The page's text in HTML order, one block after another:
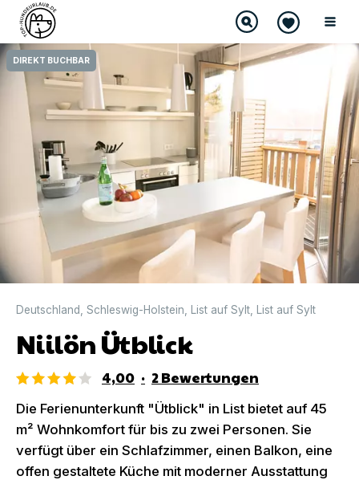
DIREKT BUCHBAR
Deutschland Schleswig-Holstein List auf Sylt List auf Sylt
Niilön Ütblick
4,00 · 2Bewertungen
Die Ferienunterkunft "Ütblick" in List bietet auf 45
m² Wohnkomfort für bis zu zwei Personen. Sie
verfügt über ein Schlafzimmer, einen Balkon, eine
offen gestaltete Küche mit moderner Ausstattung